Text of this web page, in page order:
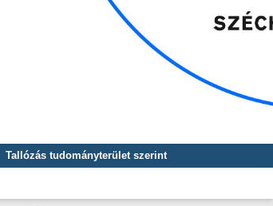
Tallózás tudományterület szerint